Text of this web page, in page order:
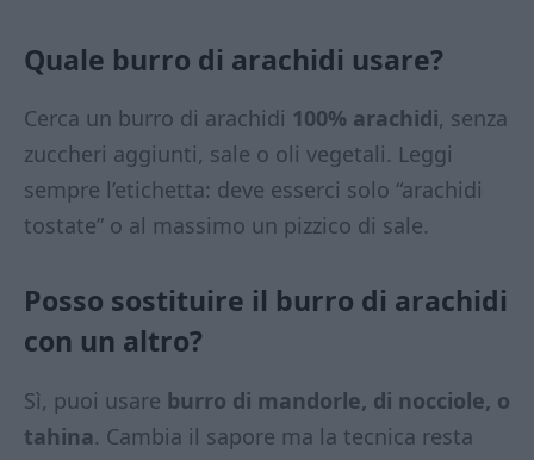
Quale burro di arachidi usare?
Cerca un burro di arachidi 100% arachidi, senza
zuccheri aggiunti, sale o oli vegetali. Leggi
sempre l’etichetta: deve esserci solo “arachidi
tostate” o al massimo un pizzico di sale.
Posso sostituire il burro di arachidi
con un altro?
Sì, puoi usare burro di mandorle, di nocciole, o
tahina. Cambia il sapore ma la tecnica resta